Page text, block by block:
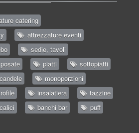
catering
attrezzature eventi
sedie, tavoli
posate piatti
sottopiatti
candele
monoporzioni
insalatiera
tazzine
calici banchi bar puff